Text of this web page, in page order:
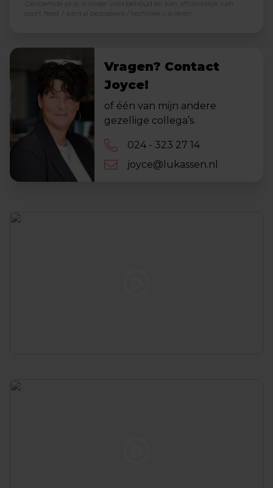
Genoemde prijs is onder voorbehoud en kan afhankelijk van
soort feest / aantal bezoekers / techniek variëren.
Vragen? Contact
Joyce!
of één van mijn andere
gezellige collega’s.
024 - 323 27 14
joyce@lukassen.nl